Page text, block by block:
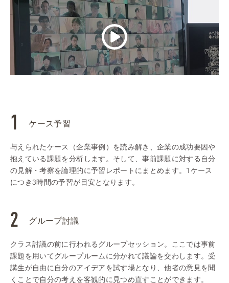
ケース予習
与えられたケース（企業事例）を読み解き、企業の成功要因や
抱えている課題を分析します。そして、事前課題に対する自分
の見解・考察を論理的に予習レポートにまとめます。1ケース
につき3時間の予習が目安となります。
グループ討議
クラス討議の前に行われるグループセッション。ここでは事前
課題を用いてグループルームに分かれて議論を交わします。受
講生が自由に自分のアイデアを試す場となり、他者の意見を聞
くことで自分の考えを客観的に見つめ直すことができます。